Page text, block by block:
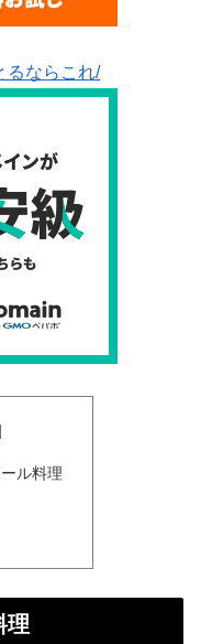
るならこれ/
ル料理
理